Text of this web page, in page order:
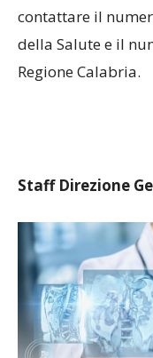
contattare il
della Salute e il
Regione Calabria.
Staff Direzione